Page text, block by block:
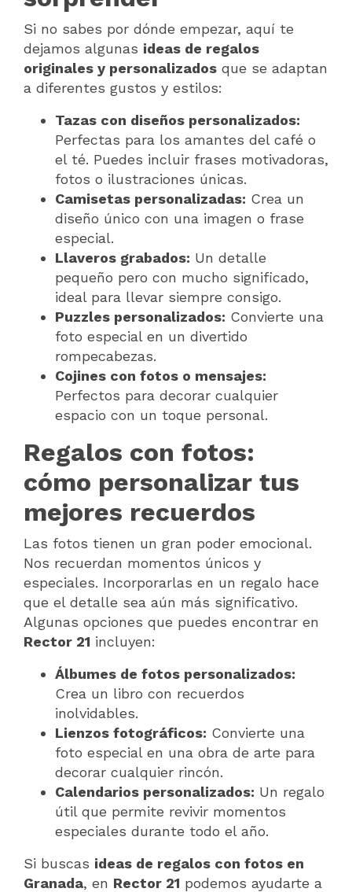
Si no sabes por dónde empezar, aquí te
dejamos algunas ideas de regalos
originales y personalizados que se adaptan
a diferentes gustos y estilos:
Tazas con diseños personalizados:
Perfectas para los amantes del café o
el té. Puedes incluir frases motivadoras,
fotos o ilustraciones únicas.
Camisetas personalizadas: Crea un
diseño único con una imagen o frase
especial.
Llaveros grabados: Un detalle
pequeño pero con mucho significado,
ideal para llevar siempre consigo.
Puzzles personalizados: Convierte una
foto especial en un divertido
rompecabezas.
Cojines con fotos o mensajes:
Perfectos para decorar cualquier
espacio con un toque personal.
Regalos con fotos:
cómo personalizar tus
mejores recuerdos
Las fotos tienen un gran poder emocional.
Nos recuerdan momentos únicos y
especiales. Incorporarlas en un regalo hace
que el detalle sea aún más significativo.
Algunas opciones que puedes encontrar en
Rector 21 incluyen:
Álbumes de fotos personalizados:
Crea un libro con recuerdos
inolvidables.
Lienzos fotográficos: Convierte una
foto especial en una obra de arte para
decorar cualquier rincón.
Calendarios personalizados: Un regalo
útil que permite revivir momentos
especiales durante todo el año.
Si buscas ideas de regalos con fotos en
Granada, en Rector 21 podemos ayudarte a